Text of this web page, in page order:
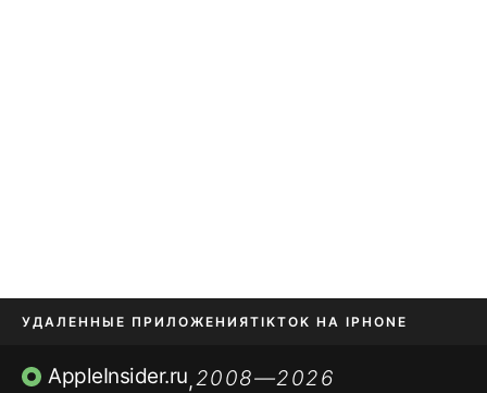
УДАЛЕННЫЕ ПРИЛОЖЕНИЯTIKTOK НА IPHONE
ПРИЛОЖЕНИЯ БЕЗ APP STORE
AppleInsider.ru,2008—2026